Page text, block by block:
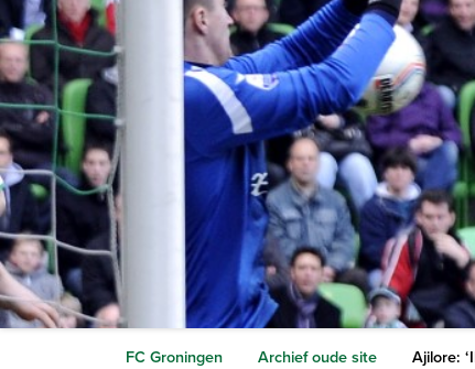
FC Groningen Archief oude site Ajilore: